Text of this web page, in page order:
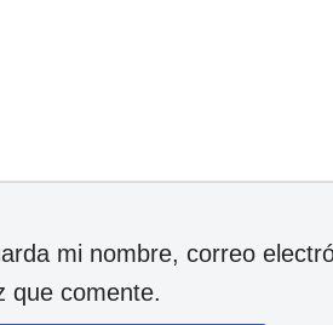
mi nombre, correo
que comente.